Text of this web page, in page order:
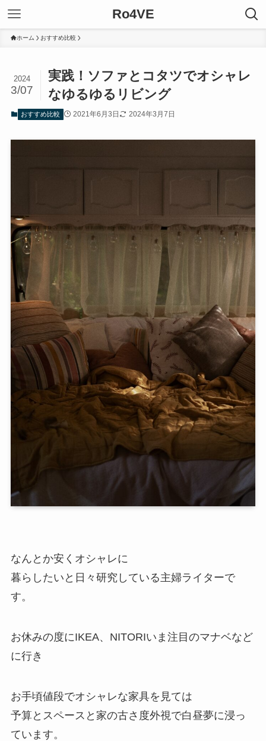
Ro4VE
ホーム おすすめ比較
実践！ソファとコタツでオシャレ
なゆるゆるリビング
2024
3/07
おすすめ比較 2021年6月3日 2024年3月7日
なんとか安くオシャレに
暮らしたいと日々研究している主婦ライターで
す。
お休みの度にIKEA、NITORIいま注目のマナベなど
に行き
お手頃値段でオシャレな家具を見ては
予算とスペースと家の古さ度外視で白昼夢に浸っ
ています。